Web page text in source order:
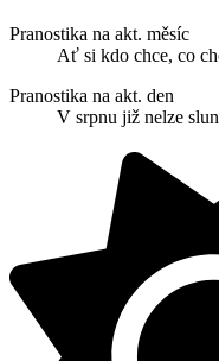
Pranostika na akt. měsíc
Ať si kdo chce, co
Pranostika na akt. den
V srpnu již nelze